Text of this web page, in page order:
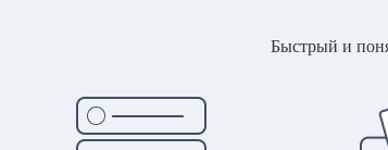
Быстрый и